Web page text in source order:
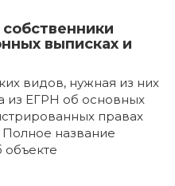
выписках и
видов, нужная из них
из ЕГРН об основных
правах
название
объекте